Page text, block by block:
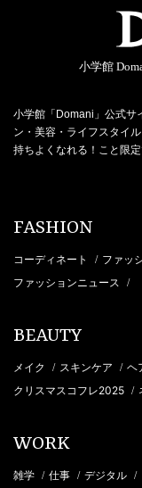
小学館
小学館「Domani」公式サ
ン・美容・ライフスタイ
持ちよくなれる！こと限
FASHION
コーディネート / ファッ
ファッションニュース /
BEAUTY
メイク / スキンケア / ヘ
クリスマスコフレ2025 /
WORK
雑学 / 仕事 / デジタル /